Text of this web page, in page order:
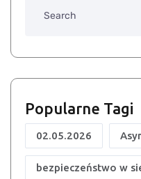
Popularne Tagi
02.05.2026
bezpieczeństwo w